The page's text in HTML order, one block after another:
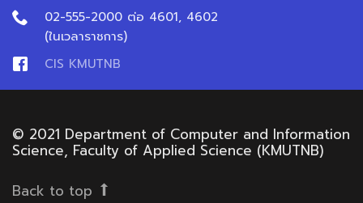
02-555-2000 ต่อ 4601, 4602
(ในเวลาราชการ)
CIS KMUTNB
© 2021 Department of Computer and Information
Science, Faculty of Applied Science (KMUTNB)
Back to top